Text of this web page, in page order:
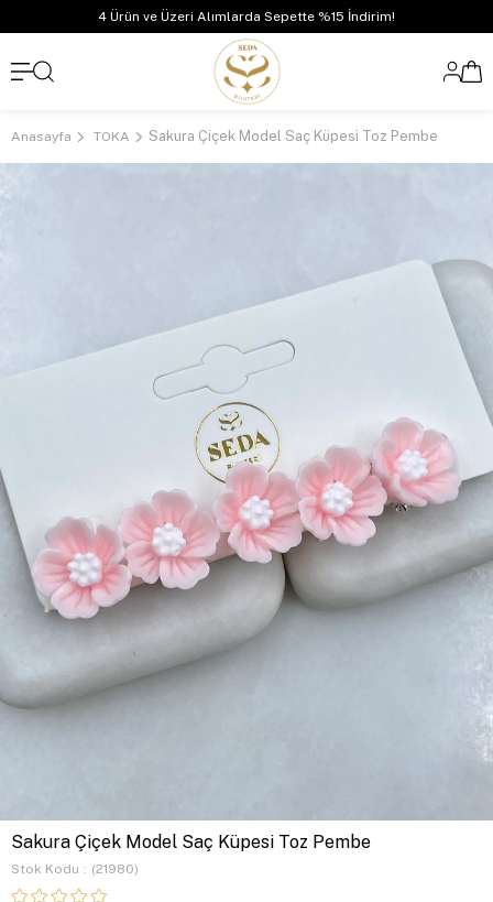
4 Ürün ve Üzeri Alımlarda Sepette %15 İndirim!
Anasayfa TOKA Sakura Çiçek Model Saç Küpesi Toz Pembe
Sakura Çiçek Model Saç Küpesi Toz Pembe
Stok Kodu (21980)